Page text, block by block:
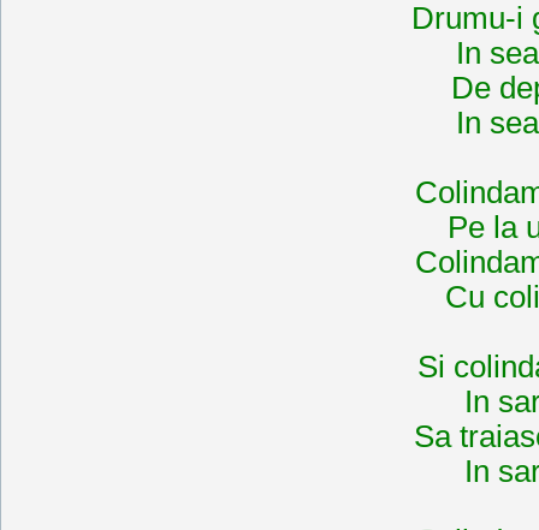
Drumu-i
In
De
In
Pe la
Cu
Si
In
Sa
In